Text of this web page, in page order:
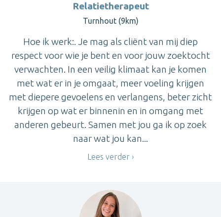
Relatietherapeut
Turnhout (9km)
Hoe ik werk:. Je mag als cliënt van mij diep
respect voor wie je bent en voor jouw zoektocht
verwachten. In een veilig klimaat kan je komen
met wat er in je omgaat, meer voeling krijgen
met diepere gevoelens en verlangens, beter zicht
krijgen op wat er binnenin en in omgang met
anderen gebeurt. Samen met jou ga ik op zoek
naar wat jou kan...
Lees verder